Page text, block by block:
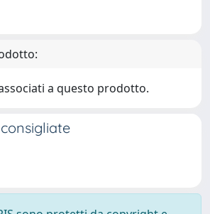
a questo prodotto.